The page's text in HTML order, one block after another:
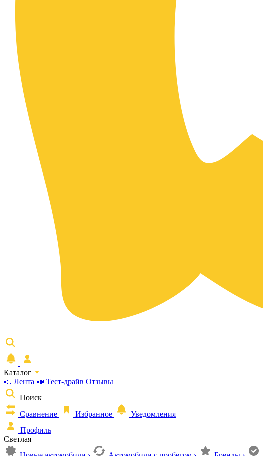
Каталог
📣 Лента 📣 Тест-драйв Отзывы
Поиск
Сравнение
Избранное
Уведомления
Профиль
Светлая